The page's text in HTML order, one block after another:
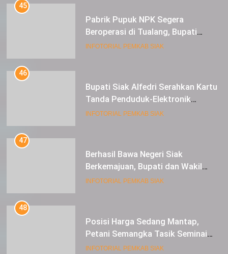
45
Pabrik Pupuk NPK Segera
Beroperasi di Tualang, Bupati
Alfedri Investasi ini Tingkatkan
INFOTORIAL PEMKAB SIAK
46
Bupati Siak Alfedri Serahkan Kartu
Tanda Penduduk-Elektronik
Kepada Pelajar SMK 1 Koto Gasib
INFOTORIAL PEMKAB SIAK
47
Berhasil Bawa Negeri Siak
Berkemajuan, Bupati dan Wakil
Bupati Siak Terima Gelar Adat
INFOTORIAL PEMKAB SIAK
48
Posisi Harga Sedang Mantap,
Petani Semangka Tasik Seminai
Raup Untung
INFOTORIAL PEMKAB SIAK